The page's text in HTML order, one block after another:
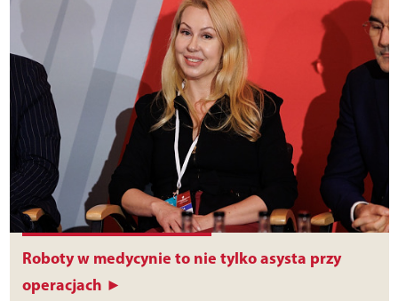
Roboty w medycynie to nie tylko asysta przy
operacjach ►